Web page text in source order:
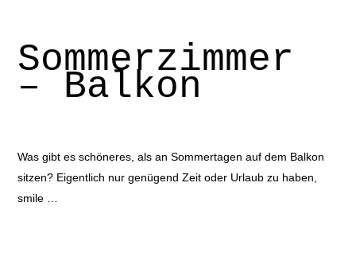
Sommerzimmer
– Balkon
Was gibt es schöneres, als an Sommertagen auf dem Balkon
sitzen? Eigentlich nur genügend Zeit oder Urlaub zu haben,
smile …